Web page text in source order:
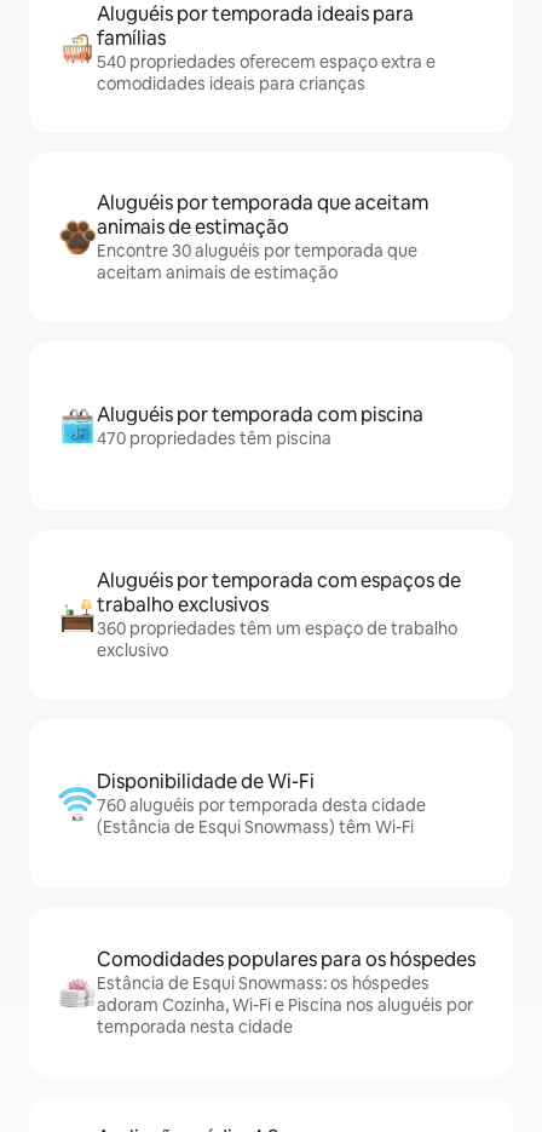
Aluguéis por temporada ideais para
famílias
540 propriedades oferecem espaço extra e
comodidades ideais para crianças
Aluguéis por temporada que aceitam
animais de estimação
Encontre 30 aluguéis por temporada que
aceitam animais de estimação
Aluguéis por temporada com piscina
470 propriedades têm piscina
Aluguéis por temporada com espaços de
trabalho exclusivos
360 propriedades têm um espaço de trabalho
exclusivo
Disponibilidade de Wi-Fi
760 aluguéis por temporada desta cidade
(Estância de Esqui Snowmass) têm Wi-Fi
Comodidades populares para os hóspedes
Estância de Esqui Snowmass: os hóspedes
adoram Cozinha, Wi-Fi e Piscina nos aluguéis por
temporada nesta cidade